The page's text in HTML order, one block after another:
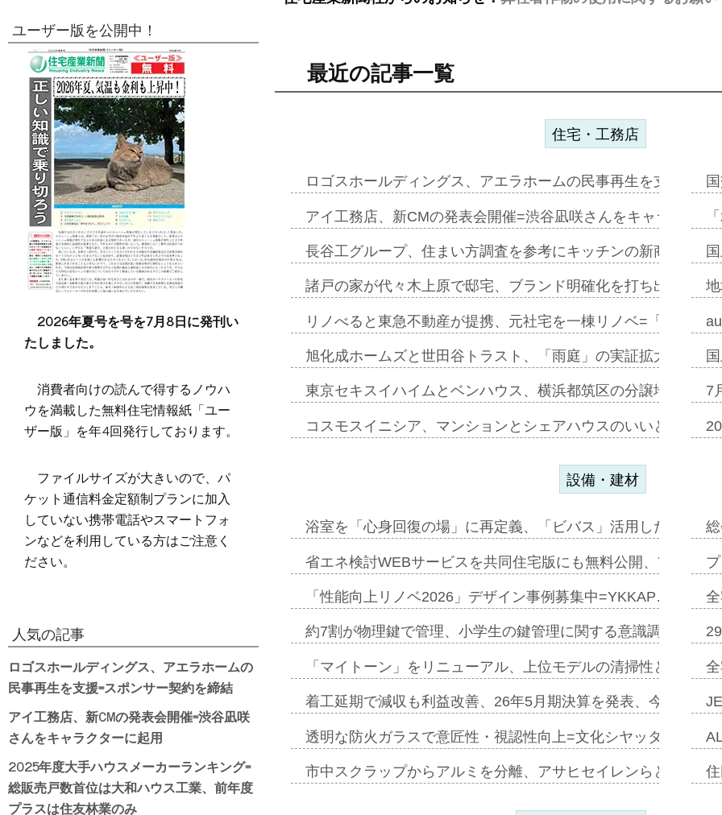
最近の記事一覧
住宅・工務店
ロゴスホールディングス、アエラホームの民事再生を支援=ス
アイ工務店、新CMの発表会開催=渋谷凪咲さんをキャラクタ
長谷工グループ、住まい方調査を参考にキッチンの新商品=「
諸戸の家が代々木上原で邸宅、ブランド明確化を打ち出す=年
リノべると東急不動産が提携、元社宅を一棟リノベ=「職住遊
旭化成ホームズと世田谷トラスト、「雨庭」の実証拡大へ=ガ
東京セキスイハイムとベンハウス、横浜都筑区の分譲地開発で
コスモスイニシア、マンションとシェアハウスのいいとこどり
7
設備・建材
浴室を「心身回復の場」に再定義、「ビバス」活用した新入浴
省エネ検討WEBサービスを共同住宅版にも無料公開、YKKAP
「性能向上リノベ2026」デザイン事例募集中=YKKAP…
約7割が物理鍵で管理、小学生の鍵管理に関する意識調査
「マイトーン」をリニューアル、上位モデルの清掃性と安全
着工延期で減収も利益改善、26年5月期決算を発表、今期は増
透明な防火ガラスで意匠性・視認性向上=文化シヤッター…
市中スクラップからアルミを分離、アサヒセイレンらと協働開
ユーザー版を公開中！
2026年夏号を号を7月8日に発刊い
たしました。
消費者向けの読んで得するノウハ
ウを満載した無料住宅情報紙「ユー
ザー版」を年4回発行しております。
ファイルサイズが大きいので、パ
ケット通信料金定額制プランに加入
していない携帯電話やスマートフォ
ンなどを利用している方はご注意く
ださい。
人気の記事
ロゴスホールディングス、アエラホームの
民事再生を支援=スポンサー契約を締結
アイ工務店、新CMの発表会開催=渋谷凪咲
さんをキャラクターに起用
2025年度大手ハウスメーカーランキング=
総販売戸数首位は大和ハウス工業、前年度
プラスは住友林業のみ